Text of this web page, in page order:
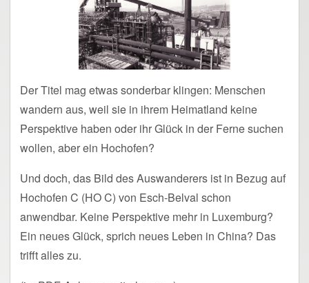
Der Titel mag etwas sonderbar klingen: Menschen
wandern aus, weil sie in ihrem Heimatland keine
Perspektive haben oder ihr Glück in der Ferne suchen
wollen, aber ein Hochofen?
Und doch, das Bild des Auswanderers ist in Bezug auf
Hochofen C (HO C) von Esch-Belval schon
anwendbar. Keine Perspektive mehr in Luxemburg?
Ein neues Glück, sprich neues Leben in China? Das
trifft alles zu.